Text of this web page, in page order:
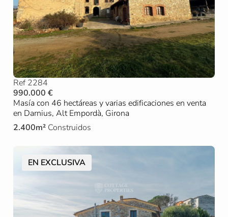
Ref 2284
990.000 €
Masía con 46 hectáreas y varias edificaciones en venta
en Darnius, Alt Empordà, Girona
2.400m² Construidos
EN EXCLUSIVA